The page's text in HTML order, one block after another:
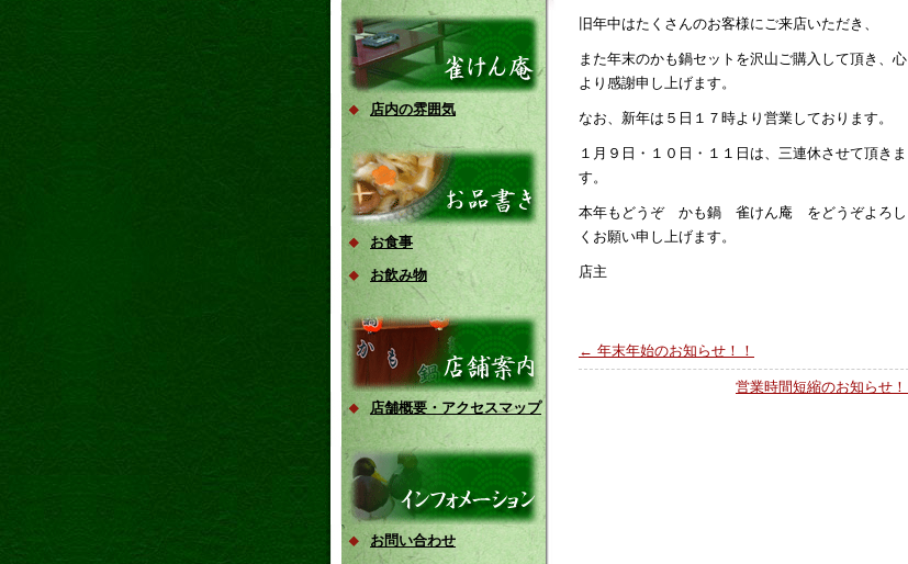
店内の雰囲気
お食事
お飲み物
店舗概要・アクセスマップ
お問い合わせ
旧年中はたくさんのお客様にご来店いただき、
また年末のかも鍋セットを沢山ご購入して頂き、心
より感謝申し上げます。
なお、新年は５日１７時より営業しております。
１月９日・１０日・１１日は、三連休させて頂きま
す。
本年もどうぞ かも鍋 雀けん庵 をどうぞよろし
くお願い申し上げます。
店主
← 年末年始のお知らせ！！
営業時間短縮のお知らせ！